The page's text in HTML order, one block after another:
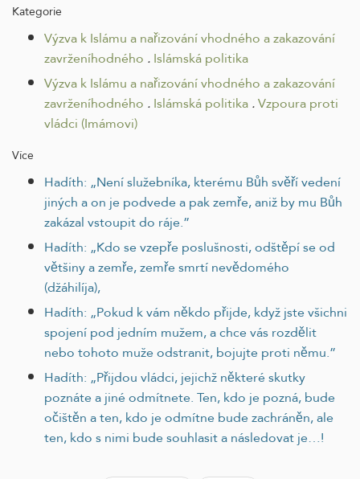
Kategorie
Výzva k Islámu a nařizování vhodného a zakazování
zavrženíhodného .Islámská politika
Výzva k Islámu a nařizování vhodného a zakazování
zavrženíhodného .Islámská politika.Vzpoura proti
vládci (Imámovi)
Více
Hadíth: „Není služebníka, kterému Bůh svěří vedení
jiných a on je podvede a pak zemře, aniž by mu Bůh
zakázal vstoupit do ráje.”
Hadíth: „Kdo se vzepře poslušnosti, odštěpí se od
většiny a zemře, zemře smrtí nevědomého
(džáhilíja),
Hadíth: „Pokud k vám někdo přijde, když jste všichni
spojení pod jedním mužem, a chce vás rozdělit
nebo tohoto muže odstranit, bojujte proti němu.”
Hadíth: „Přijdou vládci, jejichž některé skutky
poznáte a jiné odmítnete. Ten, kdo je pozná, bude
očištěn a ten, kdo je odmítne bude zachráněn, ale
ten, kdo s nimi bude souhlasit a následovat je…!